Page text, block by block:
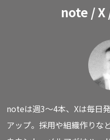
note / X
noteは週3〜4本、Xは毎日
アップ。採用や組織作りな